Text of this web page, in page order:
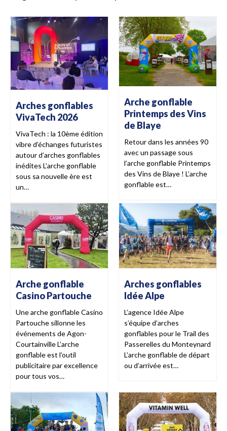
Arches gonflables
VivaTech 2026
VivaTech : la 10ème édition
vibre d’échanges futuristes
autour d’arches gonflables
inédites L’arche gonflable
sous sa nouvelle ère est
un…
Arche gonflable
Printemps des Vins
de Blaye
Retour dans les années 90
avec un passage sous
l’arche gonflable Printemps
des Vins de Blaye ! L’arche
gonflable est…
Arche gonflable
Casino Partouche
Une arche gonflable Casino
Partouche sillonne les
événements de Agon-
Courtainville L’arche
gonflable est l’outil
publicitaire par excellence
pour tous vos…
Arches gonflables
Idée Alpe
L’agence Idée Alpe
s’équipe d’arches
gonflables pour le Trail des
Passerelles du Monteynard
L’arche gonflable de départ
ou d’arrivée est…